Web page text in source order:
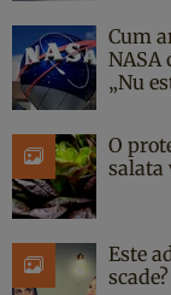
Cum
NASA
„Nu
O
salata
Este